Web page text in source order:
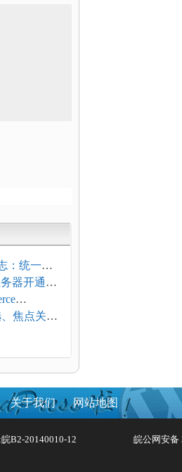
：统一支
器开通更
验并扩展电
焦点关键
关于我们 网站地图
皖B2-20140010-12 皖公网安备